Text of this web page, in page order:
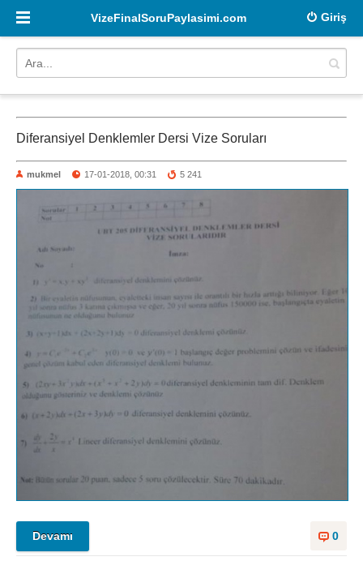
Giriş
VizeFinalSoruPaylasimi.com
Diferansiyel Denklemler Dersi Vize Soruları
mukmel 17-01-2018, 00:31 5 241
0
Devamı